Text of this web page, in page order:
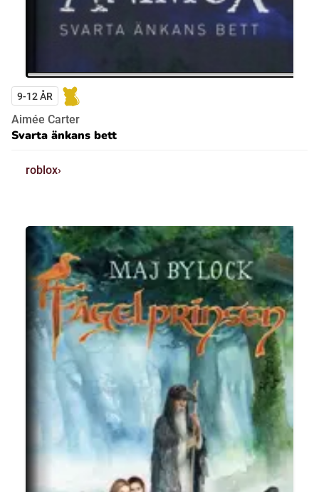
9-12 ÅR
Aimée Carter
Svarta änkans bett
roblox